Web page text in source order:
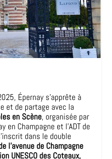
Épernay s’apprête à
et de partage avec la
en Scène, organisée par
en Champagne et l’ADT de
dans le double
l’avenue de Champagne
UNESCO des Coteaux,